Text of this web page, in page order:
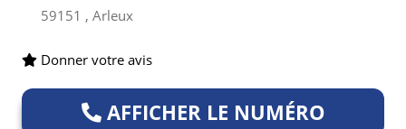
59151 , Arleux
Donner votre avis
AFFICHER LE NUMÉRO